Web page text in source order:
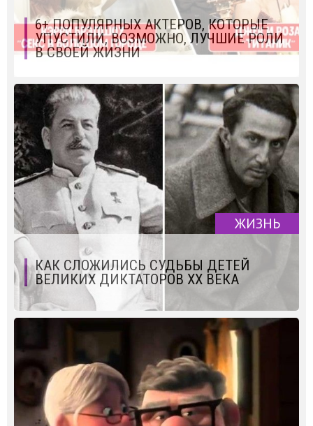
6+ ПОПУЛЯРНЫХ АКТЕРОВ, КОТОРЫЕ
УПУСТИЛИ, ВОЗМОЖНО, ЛУЧШИЕ РОЛИ
В СВОЕЙ ЖИЗНИ
ЖИЗНЬ
КАК СЛОЖИЛИСЬ СУДЬБЫ ДЕТЕЙ
ВЕЛИКИХ ДИКТАТОРОВ XX ВЕКА